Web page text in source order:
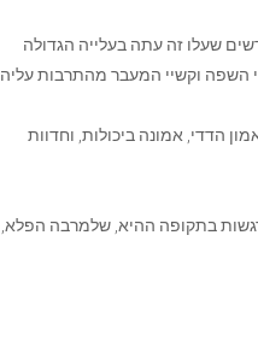
שעלו זה עתה בעלייה הגדולה
וקשיי המעבר מהתרבות עליה
הדדי, אמונה ביכולות, וחדוות
בתקופה ההיא, שלמרבה הפלא,